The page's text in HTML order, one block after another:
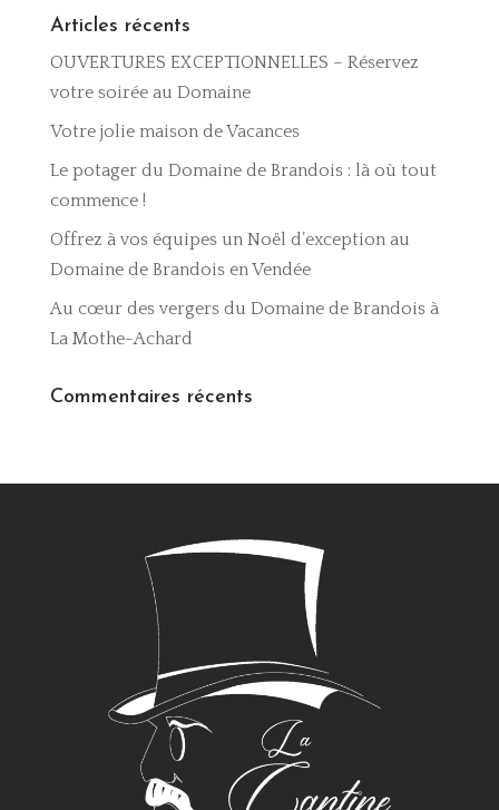
Articles récents
OUVERTURES EXCEPTIONNELLES – Réservez
votre soirée au Domaine
Votre jolie maison de Vacances
Le potager du Domaine de Brandois : là où tout
commence !
Offrez à vos équipes un Noël d’exception au
Domaine de Brandois en Vendée
Au cœur des vergers du Domaine de Brandois à
La Mothe-Achard
Commentaires récents